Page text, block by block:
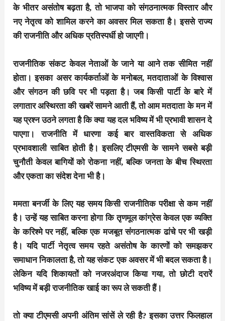
के भीतर असंतोष बढ़ता है, तो भाजपा को संगठनात्मक विस्तार और
नए नेतृत्व को शामिल करने का अवसर मिल सकता है। इससे राज्य
की राजनीति और अधिक प्रतिस्पर्धी हो जाएगी।
राजनीतिक संकट केवल नेताओं के जाने या आने तक सीमित नहीं
होता। इसका असर कार्यकर्ताओं के मनोबल, मतदाताओं के विश्वास
और संगठन की छवि पर भी पड़ता है। जब किसी पार्टी के बारे में
लगातार अस्थिरता की खबरें सामने आती हैं, तो आम मतदाता के मन में
यह प्रश्न उठने लगता है कि क्या यह दल भविष्य में भी प्रभावी शासन दे
पाएगा। राजनीति में धारणा कई बार वास्तविकता से अधिक
प्रभावशाली साबित होती है। इसलिए टीएमसी के सामने सबसे बड़ी
चुनौती केवल बागियों को रोकना नहीं, बल्कि जनता के बीच स्थिरता
और एकता का संदेश देना भी है।
ममता बनर्जी के लिए यह समय किसी राजनीतिक परीक्षा से कम नहीं
है। उन्हें यह साबित करना होगा कि तृणमूल कांग्रेस केवल एक व्यक्ति
के करिश्मे पर नहीं, बल्कि एक मजबूत संगठनात्मक ढांचे पर भी खड़ी
है। यदि पार्टी नेतृत्व समय रहते असंतोष के कारणों को समझकर
समाधान निकालता है, तो यह संकट एक अवसर में भी बदल सकता है।
लेकिन यदि शिकायतों को नजरअंदाज किया गया, तो छोटी दरारें
भविष्य में बड़ी राजनीतिक खाई का रूप ले सकती हैं।
तो क्या टीएमसी अपनी अंतिम सांसें ले रही है? इसका उत्तर फिलहाल